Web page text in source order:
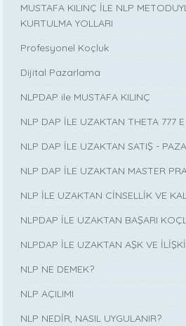
MUSTAFA KILINÇ İLE NLP
KURTULMA YOLLARI
Profesyonel Koçluk
Dijital Pazarlama
NLPDAP ile MUSTAFA KILINÇ
NLP DAP İLE UZAKTAN THETA 777
NLP DAP İLE UZAKTAN SATIŞ -
NLP DAP İLE UZAKTAN MASTER
NLP İLE UZAKTAN CİNSELLİK VE
NLPDAP İLE UZAKTAN BAŞARI
NLPDAP İLE UZAKTAN AŞK VE
NLP NE DEMEK?
NLP AÇILIMI
NLP NEDİR, NASIL UYGULANIR?